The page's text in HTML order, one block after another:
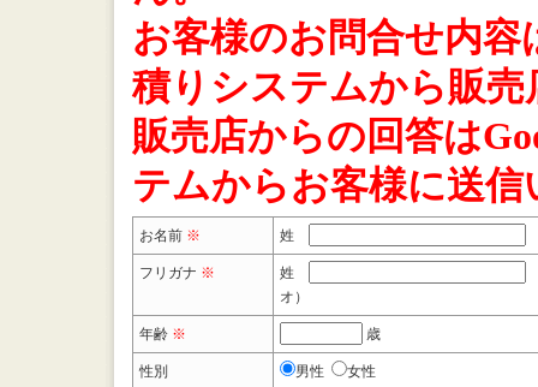
お客様のお問合せ内容
積りシステムから販
販売店からの回答は
テムからお客様に送
お名前 ※ 姓
フリガナ ※ 姓
オ）
年齢 ※ 歳
性別 男性 女性